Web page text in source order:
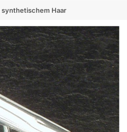
synthetischem Haar